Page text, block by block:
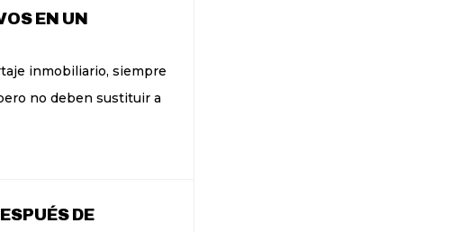
EN UN
inmobiliario, siempre
no deben sustituir a
DE